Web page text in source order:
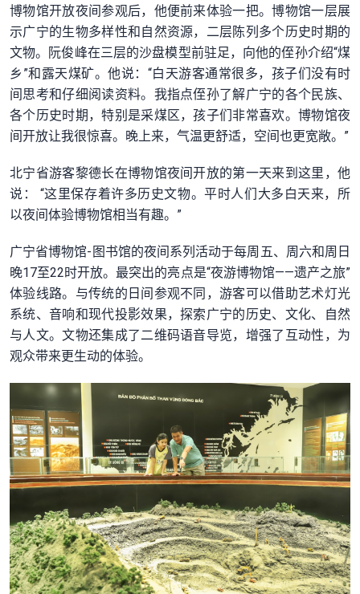
博物馆开放夜间参观后，他便前来体验一把。博物馆一层展
示广宁的生物多样性和自然资源，二层陈列多个历史时期的
文物。阮俊峰在三层的沙盘模型前驻足，向他的侄孙介绍“煤
乡”和露天煤矿。他说：“白天游客通常很多，孩子们没有时
间思考和仔细阅读资料。我指点侄孙了解广宁的各个民族、
各个历史时期，特别是采煤区，孩子们非常喜欢。博物馆夜
间开放让我很惊喜。晚上来，气温更舒适，空间也更宽敞。”
北宁省游客黎德长在博物馆夜间开放的第一天来到这里，他
说： “这里保存着许多历史文物。平时人们大多白天来，所
以夜间体验博物馆相当有趣。”
广宁省博物馆-图书馆的夜间系列活动于每周五、周六和周日
晚17至22时开放。最突出的亮点是“夜游博物馆——遗产之旅”
体验线路。与传统的日间参观不同，游客可以借助艺术灯光
系统、音响和现代投影效果，探索广宁的历史、文化、自然
与人文。文物还集成了二维码语音导览，增强了互动性，为
观众带来更生动的体验。